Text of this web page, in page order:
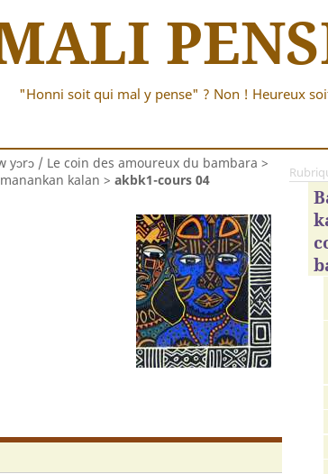
"Honni soit qui mal y pense" ? Non ! Heureux
yɔrɔ / Le coin des amoureux du bambara >
kalan > akbk1-cours 04